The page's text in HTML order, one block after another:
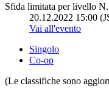
Sfida limitata per livello
20.12.2022 15:00
Vai all'evento
Singolo
Co-op
(Le classifiche sono